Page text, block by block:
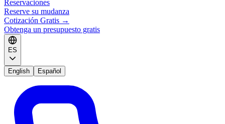
Reservaciones
Reserve su mudanza
Cotización Gratis →
Obtenga un presupuesto gratis
ES
English Español